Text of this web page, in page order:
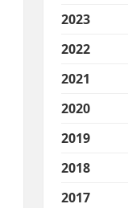
2023
2022
2021
2020
2019
2018
2017